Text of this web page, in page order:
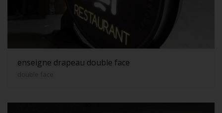
enseigne drapeau double face
double face